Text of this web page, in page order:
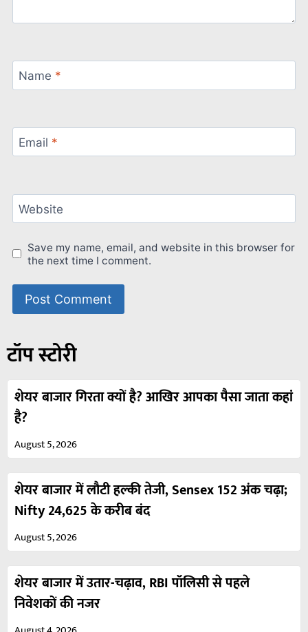
Name *
Email *
Website
Save my name, email, and website in this browser for
the next time I comment.
टॉप स्टोरी
शेयर बाजार गिरता क्यों है? आखिर आपका पैसा जाता कहां
है?
August 5, 2026
शेयर बाजार में लौटी हल्की तेजी, Sensex 152 अंक चढ़ा;
Nifty 24,625 के करीब बंद
August 5, 2026
शेयर बाजार में उतार-चढ़ाव, RBI पॉलिसी से पहले
निवेशकों की नजर